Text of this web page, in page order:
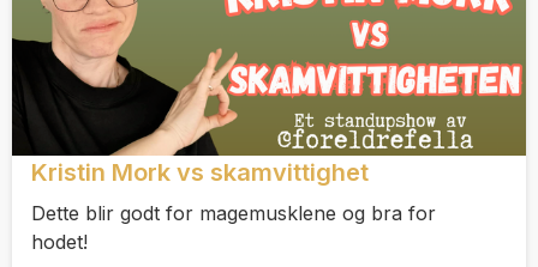
Kristin Mork vs skamvittighet
Dette blir godt for magemusklene og bra for
hodet!